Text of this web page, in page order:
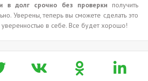
в долг срочно без проверки получить
Уверены, теперь вы сможете сделать это
уверенностью в себе. Все будет хорошо!